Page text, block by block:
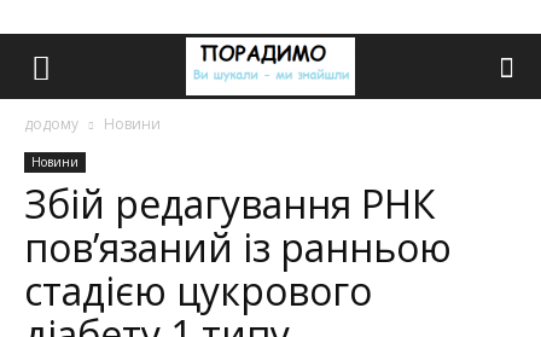
додому Новини
Новини
Збій редагування РНК
пов’язаний із ранньою
стадією цукрового